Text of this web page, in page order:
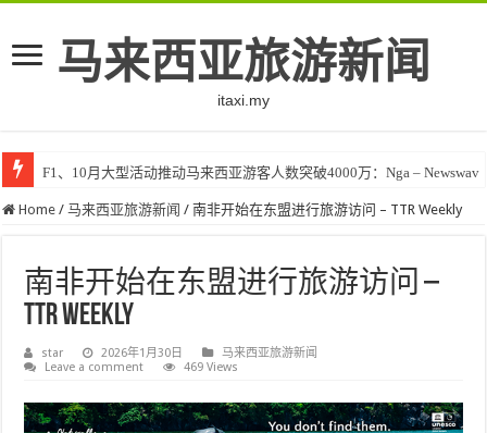
马来西亚旅游新闻
itaxi.my
F1、10月大型活动推动马来西亚游客人数突破4000万：Nga – Newswav
Home / 马来西亚旅游新闻 / 南非开始在东盟进行旅游访问 – TTR Weekly
南非开始在东盟进行旅游访问 –
TTR Weekly
star 2026年1月30日
马来西亚旅游新闻
Leave a comment
469 Views